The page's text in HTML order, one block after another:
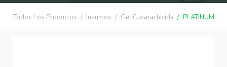
Todos Los Productos Insumos Gel Cucarachicida PLATINUM